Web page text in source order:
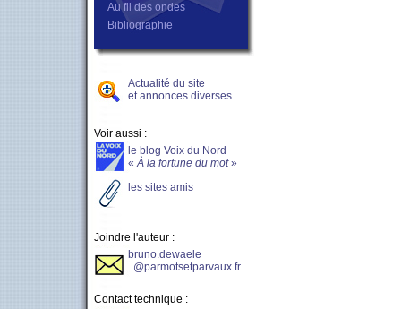
Au fil des ondes
Bibliographie
Actualité du site
et annonces diverses
Voir aussi :
le blog Voix du Nord
« À la fortune du mot»
les sites amis
Joindre l'auteur :
bruno.dewaele
@parmotsetparvaux.fr
Contact technique :